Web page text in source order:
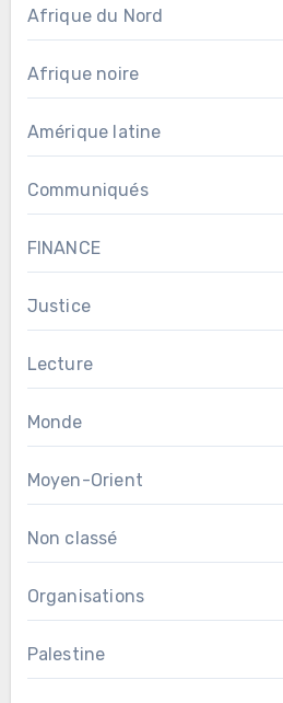
Afrique du Nord
Afrique noire
Amérique latine
Communiqués
FINANCE
Justice
Lecture
Monde
Moyen-Orient
Non classé
Organisations
Palestine